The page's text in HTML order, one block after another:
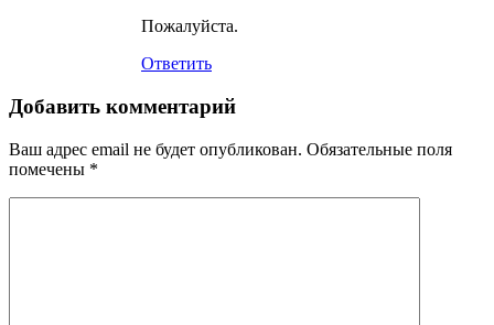
Пожалуйста.
Ответить
Добавить комментарий
Ваш адрес email не будет опубликован. Обязательные поля
помечены *